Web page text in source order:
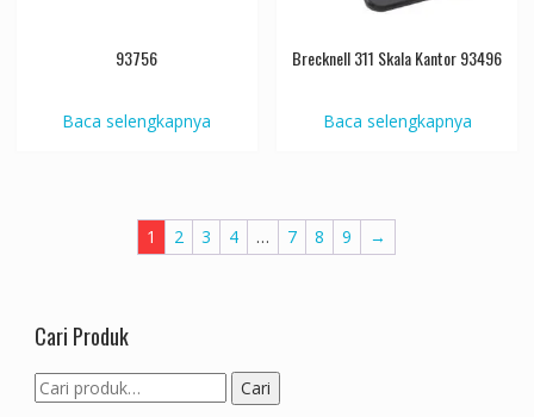
93756
Baca selengkapnya
Brecknell 311 Skala Kantor 93496
Baca selengkapnya
1 2 3 4 … 7 8 9 →
Cari Produk
Pencarian
untuk:
Cari